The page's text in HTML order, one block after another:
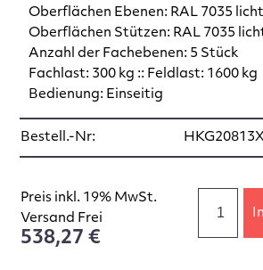
Oberflächen Ebenen: RAL 7035
Oberflächen Stützen: RAL 7035
Anzahl der Fachebenen: 5 Stück
Fachlast: 300 kg :: Feldlast: 1600 kg
Bedienung: Einseitig
Bestell.-Nr:
Preis inkl. 19% MwSt.
Versand Frei
538,27 €